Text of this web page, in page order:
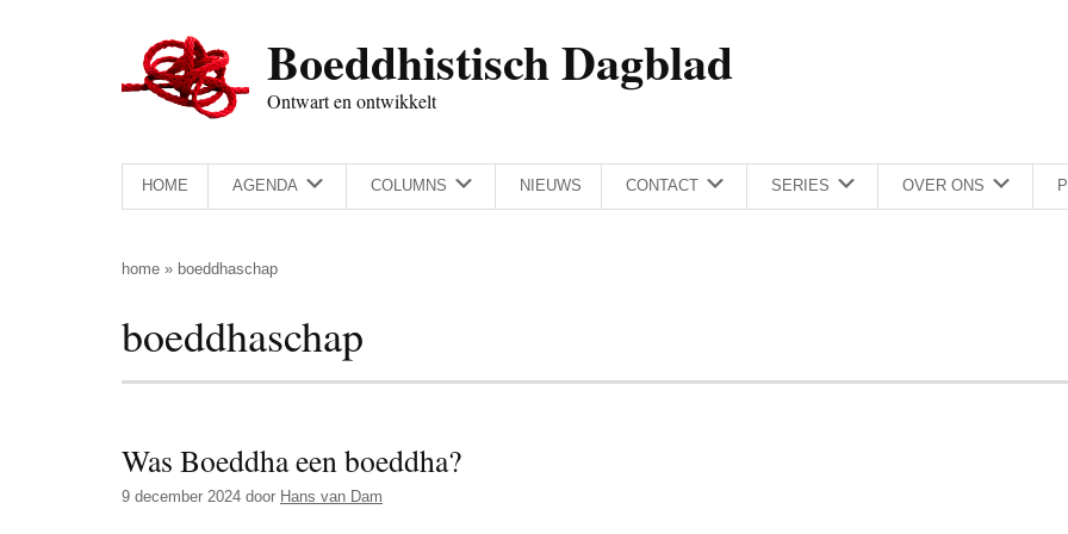
Boeddhistisch Dagblad
Ontwart en ontwikkelt
HOME AGENDA COLUMNS NIEUWS CONTACT SERIES OVER ONS
home » boeddhaschap
boeddhaschap
Was Boeddha een boeddha?
9 december 2024 door Hans van Dam